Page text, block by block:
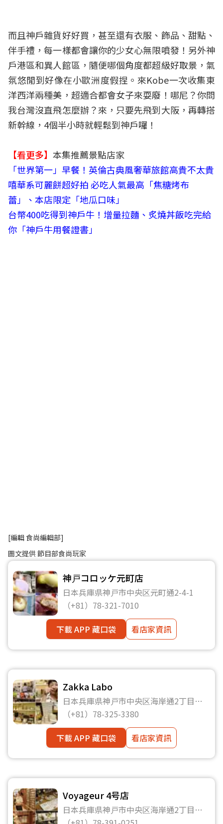
而且神戶雜貨好好買，甚至還有衣服、飾品、甜點、
伴手禮，每一樣都會讓你的少女心無限噴發！另外神
戶港區和異人館區，隨便哪個角度都超級好取景，氣
氛悠閒到好像在小歐洲度假捏。來Kobe一次收集東
洋西洋兩種美，超適合都會女子來耍廢！哪尼？你問
我台灣沒直飛怎麼辦？來，只要先飛到大阪，再轉搭
新幹線，4個半小時就輕鬆到神戶囉！
【看更多】 本集推薦景點店家
「世界第一」早餐！英倫古典風奢華旅館高貴不太貴
嘻華系可麗餅超好拍 必吃人氣最高「焦糖烤布
蕾」、本店限定「地瓜口味」
台幣400吃得到神戶牛！增量拉麵、炙燒丼飯吃完給
你「神戶牛用餐證書」
[編輯 食尚編輯部]
圖文提供 節目部食尚玩家
神戸コロッケ元町店
日本兵庫県神戸市中央区元町通2-4-1
（+81）78-321-7010
下載 APP 藏口袋
看店家資訊
Zakka Labo
日本兵庫県神戸市中央区海岸通2丁目
4−14 3F
（+81）78-325-3380
下載 APP 藏口袋
看店家資訊
Voyageur 4号店
日本兵庫県神戸市中央区海岸通2丁目
4−14 1F